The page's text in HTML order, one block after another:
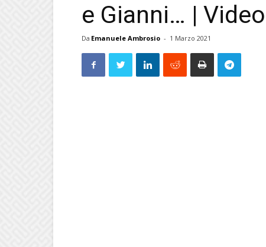
e Gianni… |
Da Emanuele Ambrosio - 1 Marzo 2021